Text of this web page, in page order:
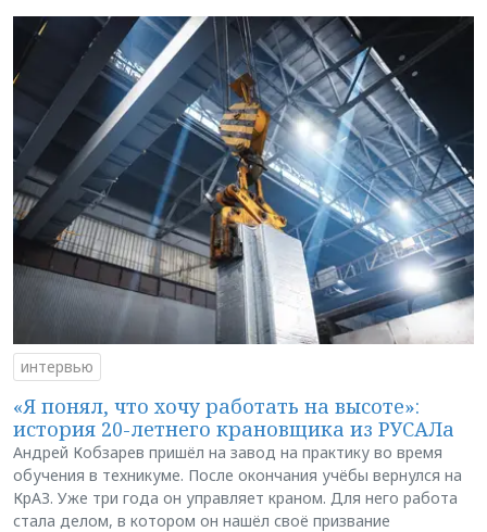
интервью
«Я понял, что хочу работать на высоте»:
история 20-летнего крановщика из РУСАЛа
Андрей Кобзарев пришёл на завод на практику во время
обучения в техникуме. После окончания учёбы вернулся на
КрАЗ. Уже три года он управляет краном. Для него работа
стала делом, в котором он нашёл своё призвание